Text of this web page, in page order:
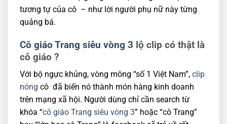
tương tự của cô – như lời người phụ nữ này từng
quảng bá.
Cô giáo Trang siêu vòng 3 lộ clip có thật là
cô giáo ?
Với bộ ngực khủng, vòng mông “số 1 Việt Nam”, clip
nóng cô đã biến nó thành món hàng kinh doanh
trên mạng xã hội. Người dùng chỉ cần search từ
khóa “cô giáo Trang siêu vòng 3” hoặc “cô Trang”